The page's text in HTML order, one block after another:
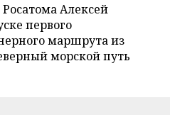
Алексей
первого
маршрута из
морской путь